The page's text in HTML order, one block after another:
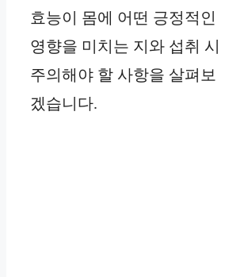
효능이 몸에 어떤 긍정적인
영향을 미치는 지와 섭취 시
주의해야 할 사항을 살펴보
겠습니다.